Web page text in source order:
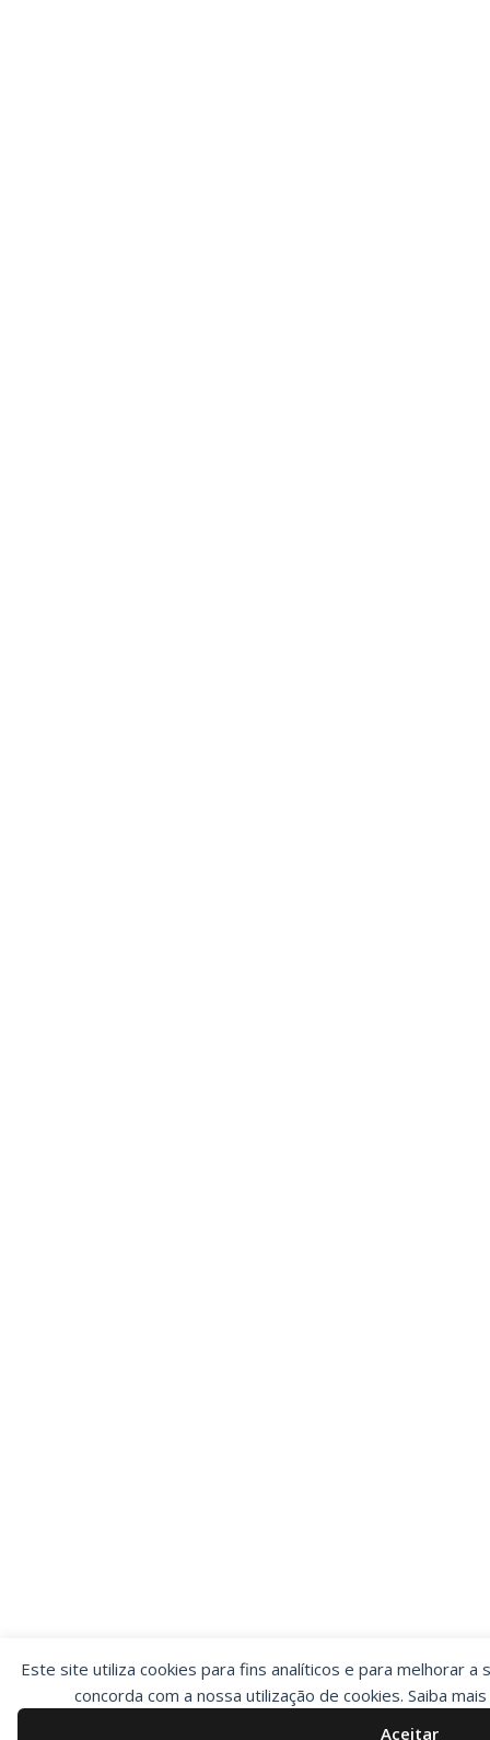
Este site utiliza cookies para fins analíticos e para melhorar a
concorda com a nossa utilização de cookies. Saiba
Aceitar